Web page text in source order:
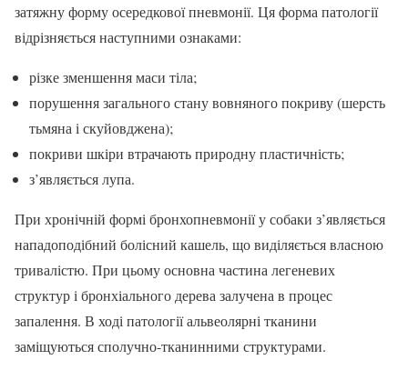
затяжну форму осередкової пневмонії. Ця форма патології
відрізняється наступними ознаками:
різке зменшення маси тіла;
порушення загального стану вовняного покриву (шерсть
тьмяна і скуйовджена);
покриви шкіри втрачають природну пластичність;
з’являється лупа.
При хронічній формі бронхопневмонії у собаки з’являється
нападоподібний болісний кашель, що виділяється власною
тривалістю. При цьому основна частина легеневих
структур і бронхіального дерева залучена в процес
запалення. В ході патології альвеолярні тканини
заміщуються сполучно-тканинними структурами.